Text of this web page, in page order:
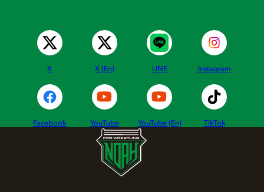
X X (En) LINE Instagram
Facebook YouTube YouTube (En) TikTok